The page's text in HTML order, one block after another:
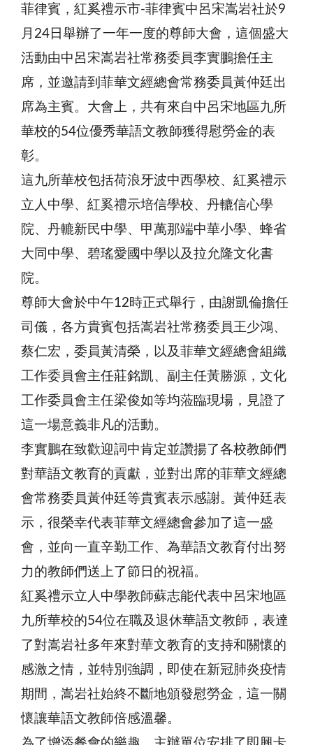
菲律賓，紅奚禮示市-菲律賓中呂宋嵩岩社於9
月24日舉辦了一年一度的尊師大會，這個盛大
活動由中呂宋嵩岩社常務委員李實鵬擔任主
席，並邀請到菲華文經總會常務委員黃仲廷出
席為主賓。大會上，共有來自中呂宋地區九所
華校的54位優秀華語文教師獲得慰勞金的表
彰。
這九所華校包括荷浪牙波中西學校、紅奚禮示
立人中學、紅奚禮示培信學校、丹轆信心學
院、丹轆新民中學、甲萬那端中華小學、蜂省
大同中學、碧瑤愛國中學以及拉允隆文化書
院。
尊師大會於中午12時正式舉行，由謝凱倫擔任
司儀，各方貴賓包括嵩岩社常務委員王少鴻、
蔡仁宏，委員黃清榮，以及菲華文經總會組織
工作委員會主任莊銘凱、副主任黃勝源，文化
工作委員會主任梁俊如等均蒞臨現場，見證了
這一場意義非凡的活動。
李實鵬在致歡迎詞中肯定並讚揚了各校教師們
對華語文教育的貢獻，並對出席的菲華文經總
會常務委員黃仲廷等貴賓表示感謝。黃仲廷表
示，很榮幸代表菲華文經總會參加了這一盛
會，並向一直辛勤工作、為華語文教育付出努
力的教師們送上了節日的祝福。
紅奚禮示立人中學教師蘇志能代表中呂宋地區
九所華校的54位在職及退休華語文教師，表達
了對嵩岩社多年來對華文教育的支持和關懷的
感激之情，並特別強調，即使在新冠肺炎疫情
期間，嵩岩社始終不斷地頒發慰勞金，這一關
懷讓華語文教師倍感溫馨。